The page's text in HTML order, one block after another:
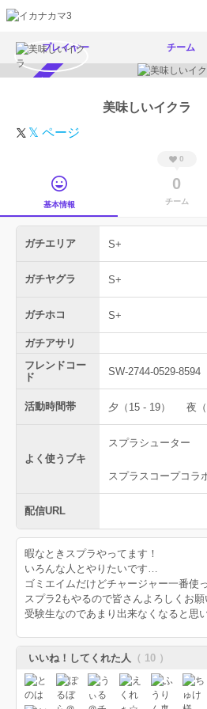
プレイヤー チーム
美味しいイクラ
𝕏 ページ
基本情報
0
0
チーム
ガチエリア S+
ガチヤグラ S+
ガチホコ S+
ガチアサリ
フレンドコー
ド
SW-2744-0529-8594
活動時間帯 夕（15 - 19） 夜（
よく使うブキ
スプラシューター
スプラスコープコラ
配信URL
暇なときスプラやってます！
いろんな人とやりたいです…
ゴミエイムだけどチャージャー一番使
スプラ2もやるので皆さんよろしくお
受験生なのであまり出来なくなると思
いいね！してくれた人 （ 10 ）